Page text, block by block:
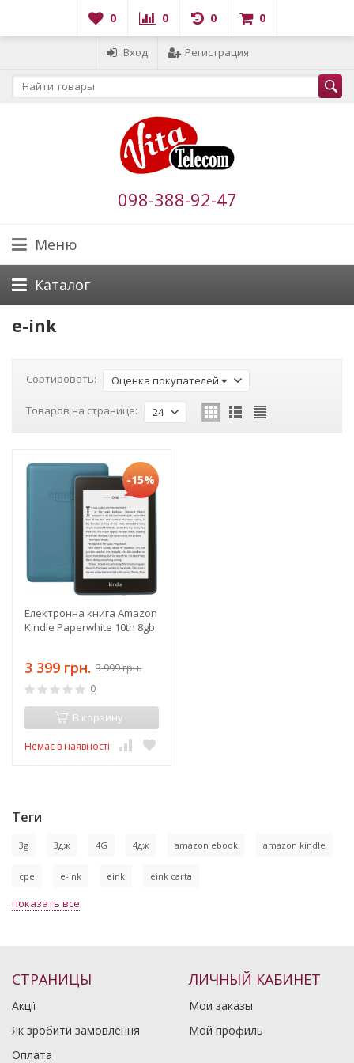
0 0 0 0
Вход Регистрация
098-388-92-47
Меню
Каталог
e-ink
Сортировать: Оценка покупателей
Товаров на странице: 24
-15%
Електронна книга Amazon
Kindle Paperwhite 10th 8gb
3 399 грн. 3 999 грн.
0
В корзину
Немає в наявності
Теги
3g 3дж 4G 4дж amazon ebook amazon kindle
cpe e-ink eink eink carta
показать все
СТРАНИЦЫ
Акції
Як зробити замовлення
Оплата
ЛИЧНЫЙ КАБИНЕТ
Мои заказы
Мой профиль